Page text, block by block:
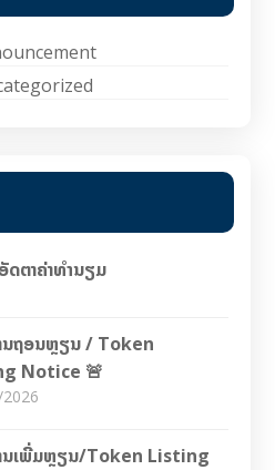
ດຕາຄ່າທຳນຽມ
ນຖອນຫຼຽນ / Token
Notice 🚨
ນເພີ່ມຫຼຽນ/Token Listing